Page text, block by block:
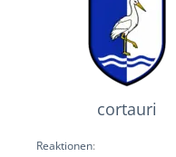
cortauri
Reaktionen